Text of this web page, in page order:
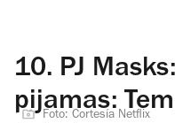
10. PJ
pijamas:
Foto: Cortesía Netflix